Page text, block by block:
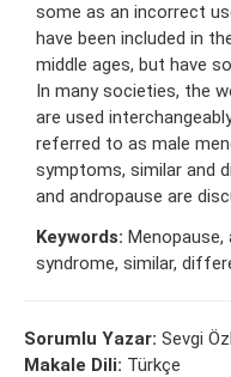
some as an incorrect
have been included in
middle ages, but have
In many societies, the
are used
referred to as male
symptoms, similar and
and andropause are
Keywords: Menopause,
syndrome, similar,
Sorumlu Yazar: Sevgi
Makale Dili: Türkçe